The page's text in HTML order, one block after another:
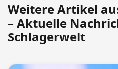
Weitere Artikel
– Aktuelle
Schlagerwelt